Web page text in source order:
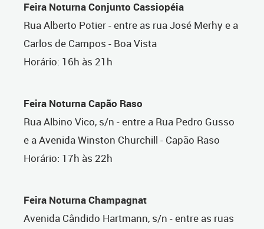
Feira Noturna Conjunto Cassiopéia
Rua Alberto Potier - entre as rua José Merhy e a
Carlos de Campos - Boa Vista
Horário: 16h às 21h
Feira Noturna Capão Raso
Rua Albino Vico, s/n - entre a Rua Pedro Gusso
e a Avenida Winston Churchill - Capão Raso
Horário: 17h às 22h
Feira Noturna Champagnat
Avenida Cândido Hartmann, s/n - entre as ruas